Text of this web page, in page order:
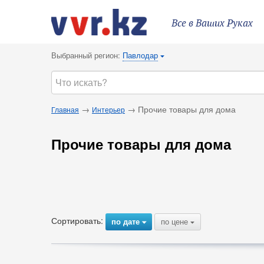
Все в Ваших Руках
Выбранный регион: Павлодар {
Главная → Интерьер → Прочие товары для дома
Прочие товары для дома
Сортировать: по дате{ по цене {